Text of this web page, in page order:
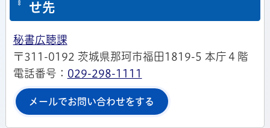
せ先
秘書広聴課
〒311-0192 茨城県那珂市福田1819-5 本庁４階
電話番号： 029-298-1111
メールでお問い合わせをする